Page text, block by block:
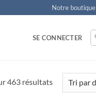
Notre boutique
SE CONNECTER
463 résultats